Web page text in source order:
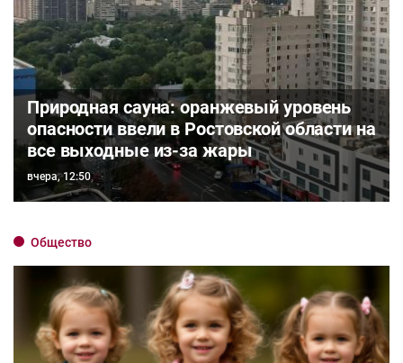
Природная сауна: оранжевый уровень
опасности ввели в Ростовской области на
все выходные из-за жары
вчера, 12:50
Общество